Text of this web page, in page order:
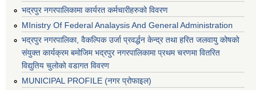
भद्रपुर नगरपालिकामा कार्यरत कर्मचारीहरुको विवरण
MInistry Of Federal Analaysis And General Administration
भद्रपुर नगरपालिका, वैकल्पिक उर्जा प्रवर्द्धन केन्द्र तथा हरित जलवायु कोषको
संयुक्त कार्यक्रम बमोजिम भद्रपुर नगरपालिकामा प्रथम चरणमा वितरित
विद्युतिय चुलोको वडागत विवरण
MUNICIPAL PROFILE (नगर प्रोफाइल)